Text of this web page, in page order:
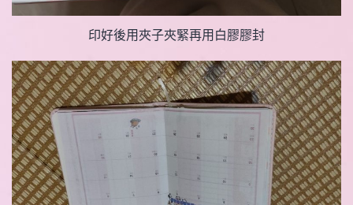
印好後用夾子夾緊再用白膠膠封